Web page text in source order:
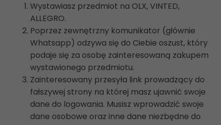
Wystawiasz przedmiot na OLX, VINTED,
ALLEGRO.
Poprzez zewnętrzny komunikator (głównie
Whatsapp) odzywa się do Ciebie oszust, który
podaje się za osobę zainteresowaną zakupem
wystawionego przedmiotu.
Zainteresowany przesyła link prowadzący do
fałszywej strony na której masz ujawnić swoje
dane do logowania. Musisz wprowadzić swoje
dane osobowe oraz inne dane niezbędne do